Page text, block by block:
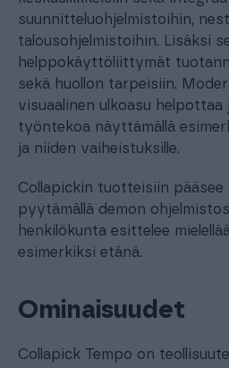
suunnitteluohjelmistoihin,
talousohjelmistoihin. Lisäksi
helppokäyttöliittymät
sekä huollon tarpeisiin.
visuaalinen ulkoasu helpottaa
työntekoa näyttämällä
ja niiden vaiheistuksille.
Collapickin tuotteisiin pääsee
pyytämällä demon
henkilökunta esittelee
esimerkiksi etänä.
Ominaisuudet
Collapick Tempo on